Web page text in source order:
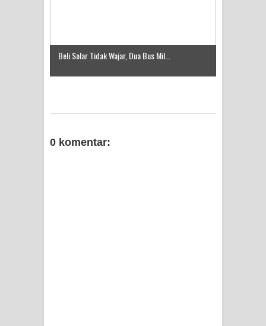
Beli Solar Tidak Wajar, Dua Bus Mil...
0 komentar: